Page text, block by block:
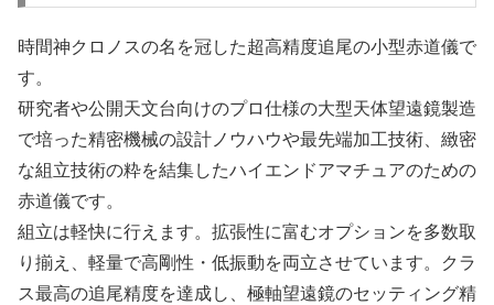
時間神クロノスの名を冠した超高精度追尾の小型赤道儀で
す。
研究者や公開天文台向けのプロ仕様の大型天体望遠鏡製造
で培った精密機械の設計ノウハウや最先端加工技術、緻密
な組立技術の粋を結集したハイエンドアマチュアのための
赤道儀です。
組立は軽快に行えます。拡張性に富むオプションを多数取
り揃え、軽量で高剛性・低振動を両立させています。クラ
ス最高の追尾精度を達成し、極軸望遠鏡のセッティング精